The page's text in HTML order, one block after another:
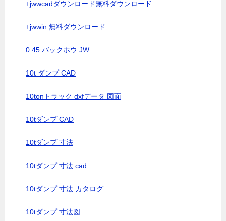
+jwwcadダウンロード無料ダウンロード
+jwwin 無料ダウンロード
0.45 バックホウ JW
10t ダンプ CAD
10tonトラック dxfデータ 図面
10tダンプ CAD
10tダンプ 寸法
10tダンプ 寸法 cad
10tダンプ 寸法 カタログ
10tダンプ 寸法図